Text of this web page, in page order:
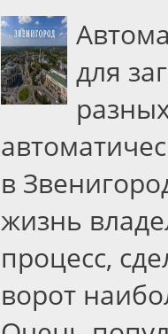
для
в
жизнь
процесс,
ворот